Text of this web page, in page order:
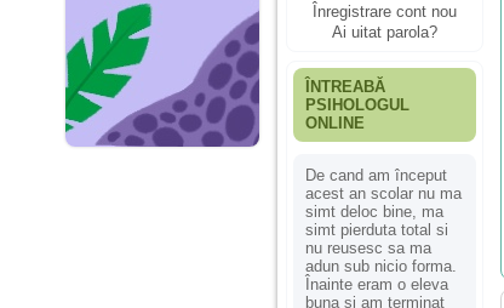
Înregistrare cont nou
Ai uitat parola?
ÎNTREABĂ
PSIHOLOGUL
ONLINE
De cand am început
acest an scolar nu ma
simt deloc bine, ma
simt pierduta total si
nu reusesc sa ma
adun sub nicio forma.
Înainte eram o eleva
buna si am terminat